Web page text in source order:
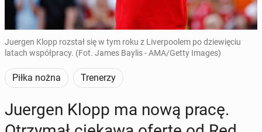
Juergen Klopp rozstał się w tym roku z Liverpoolem po dziewięciu
latach współpracy. (Fot. James Baylis - AMA/Getty Images)
Piłka nożna Trenerzy
Juergen Klopp ma nową pracę.